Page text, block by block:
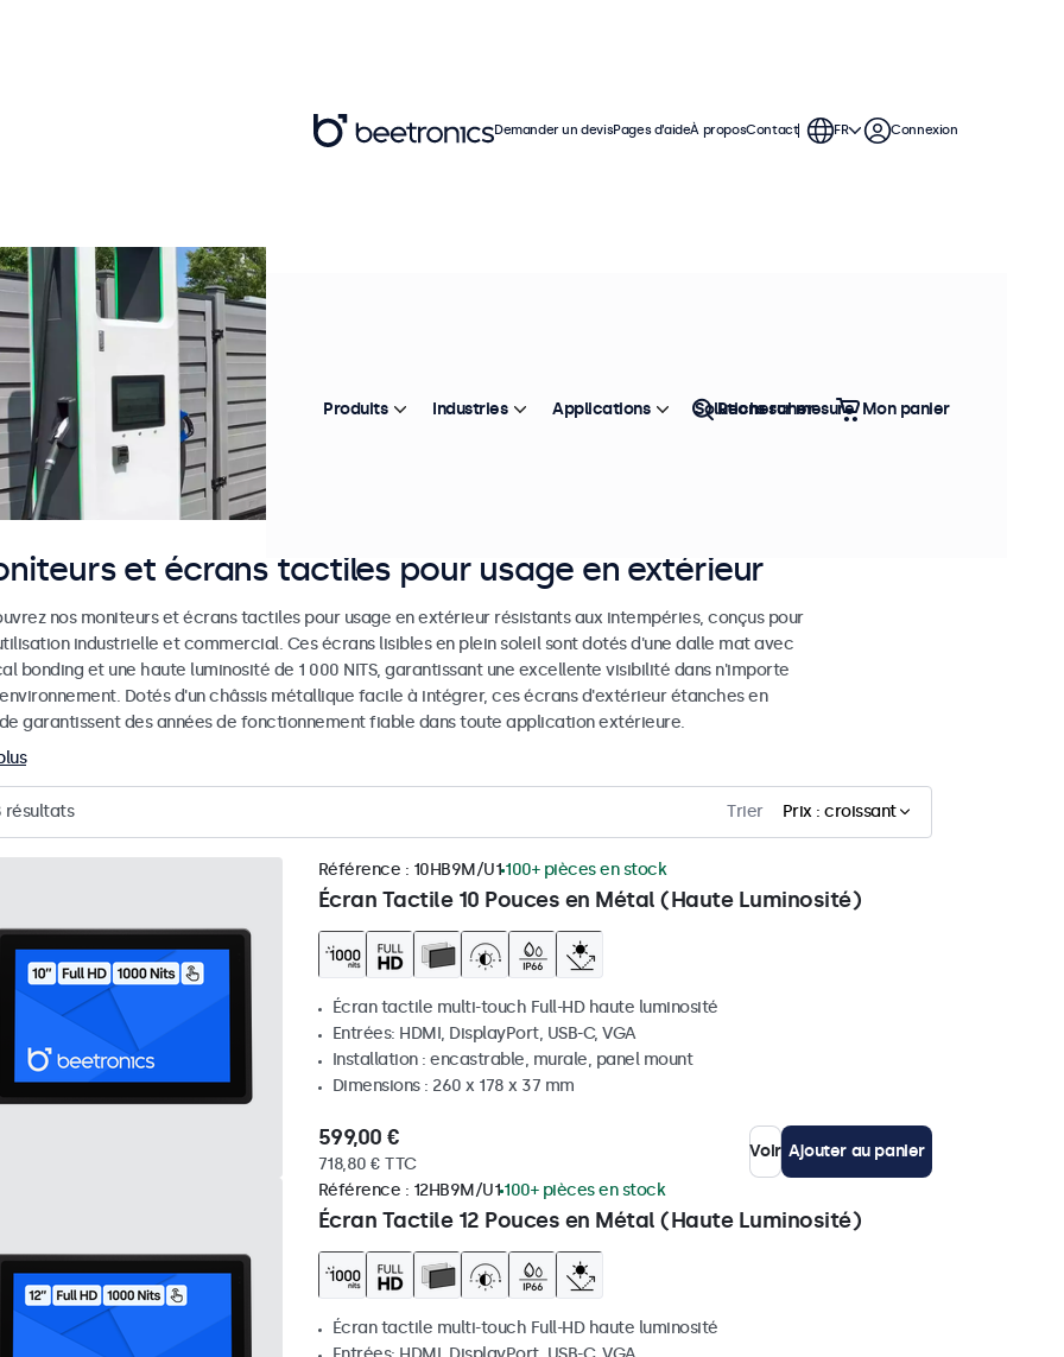
et écrans tactiles pour usage en extérieur
nos moniteurs et écrans tactiles pour usage en extérieur résistants aux intempéries, conçus pour
industrielle et commercial. Ces écrans lisibles en plein soleil sont dotés d'une dalle mat avec
bonding et une haute luminosité de 1 000 NITS, garantissant une excellente visibilité dans n'importe
Dotés d'un châssis métallique facile à intégrer, ces écrans d'extérieur étanches en
garantissent des années de fonctionnement fiable dans toute application extérieure.
résultats Trier Prix : croissant
Écran Tactile 10 Pouces en Métal (Haute Luminosité)
Référence : 10HB9M/U1 100+ pièces en stock
Écran tactile multi-touch Full-HD haute luminosité
Entrées: HDMI, DisplayPort, USB-C, VGA
Installation : encastrable, murale, panel mount
Dimensions : 260 x 178 x 37 mm
599,00 €
718,80 € TTC
Voir Ajouter au panier
Écran Tactile 12 Pouces en Métal (Haute Luminosité)
Référence : 12HB9M/U1 100+ pièces en stock
Écran tactile multi-touch Full-HD haute luminosité
Demander un devisPages d’aideÀ proposContact FR Connexion
Produits Industries Applications Solutions sur mesure
Rechercher Mon panier